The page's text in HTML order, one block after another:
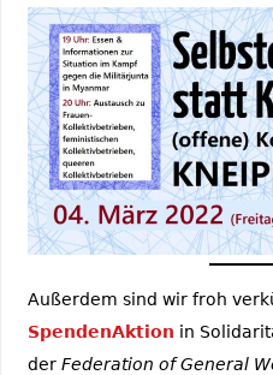
Außerdem sind wir froh
SpendenAktion in
der Federation of General